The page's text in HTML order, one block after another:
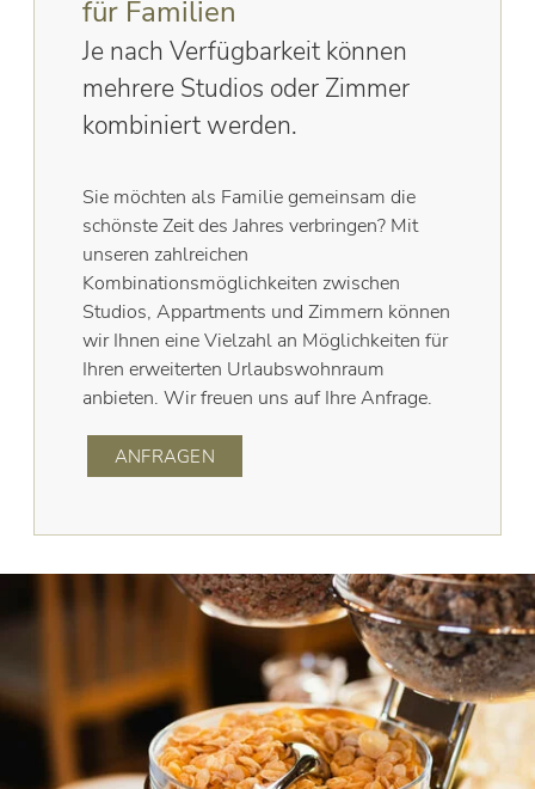
für Familien
Je nach Verfügbarkeit können
mehrere Studios oder Zimmer
kombiniert werden.
Sie möchten als Familie gemeinsam die
schönste Zeit des Jahres verbringen? Mit
unseren zahlreichen
Kombinationsmöglichkeiten zwischen
Studios, Appartments und Zimmern können
wir Ihnen eine Vielzahl an Möglichkeiten für
Ihren erweiterten Urlaubswohnraum
anbieten. Wir freuen uns auf Ihre Anfrage.
ANFRAGEN